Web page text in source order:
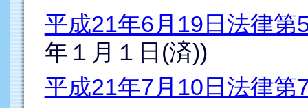
平成21年6月19日法律第
年１月１日(済))
平成21年7月10日法律第